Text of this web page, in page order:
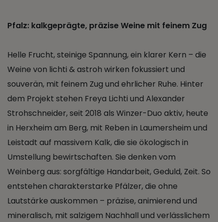
Pfalz: kalkgeprägte, präzise Weine mit feinem Zug
Helle Frucht, steinige Spannung, ein klarer Kern – die
Weine von lichti & astroh wirken fokussiert und
souverän, mit feinem Zug und ehrlicher Ruhe. Hinter
dem Projekt stehen Freya Lichti und Alexander
Strohschneider, seit 2018 als Winzer-Duo aktiv, heute
in Herxheim am Berg, mit Reben in Laumersheim und
Leistadt auf massivem Kalk, die sie ökologisch in
Umstellung bewirtschaften. Sie denken vom
Weinberg aus: sorgfältige Handarbeit, Geduld, Zeit. So
entstehen charakterstarke Pfälzer, die ohne
Lautstärke auskommen – präzise, animierend und
mineralisch, mit salzigem Nachhall und verlässlichem